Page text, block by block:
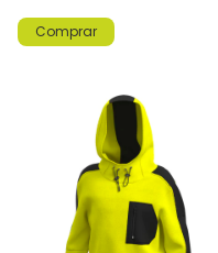
Comprar